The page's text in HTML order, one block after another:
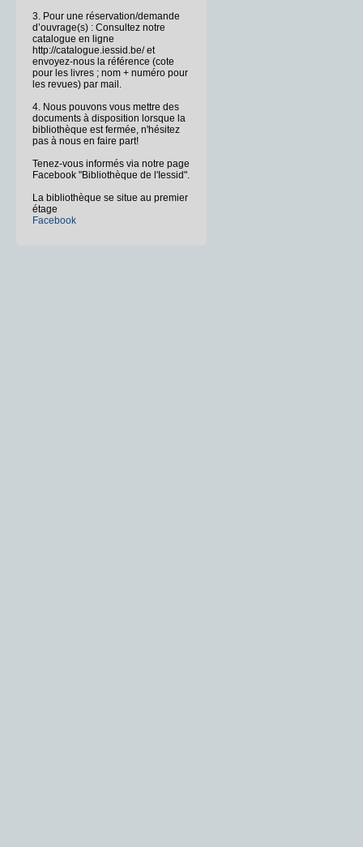
3. Pour une réservation/demande
d’ouvrage(s) : Consultez notre
catalogue en ligne
http://catalogue.iessid.be/ et
envoyez-nous la référence (cote
pour les livres ; nom + numéro pour
les revues) par mail.
4. Nous pouvons vous mettre des
documents à disposition lorsque la
bibliothèque est fermée, n'hésitez
pas à nous en faire part!
Tenez-vous informés via notre page
Facebook "Bibliothèque de l'Iessid".
La bibliothèque se situe au premier
étage
Facebook